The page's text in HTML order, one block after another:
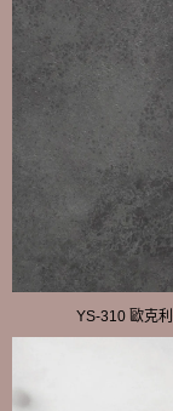
YS-310 歐克